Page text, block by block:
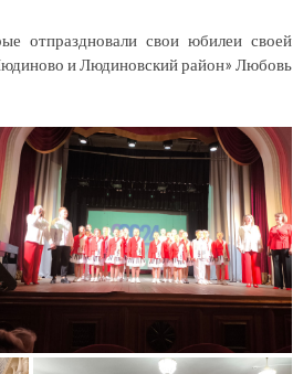
отпраздновали свои юбилеи своей
и Людиновский район» Любовь